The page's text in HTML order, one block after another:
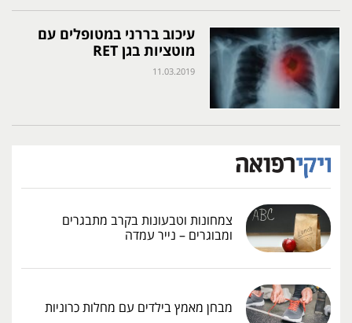
עיכוב בררני במטופלים עם
מוטציות בגן RET
11.03.2019
צמחונות וטבעונות בקרב מתבגרים
ומבוגרים – נייר עמדה
מבחן מאמץ בילדים עם מחלות כרוניות